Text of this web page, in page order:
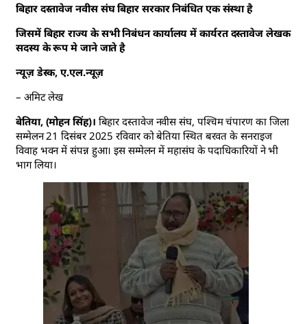
बिहार दस्तावेज नवीस संघ बिहार सरकार निबंधित एक संस्था है
जिसमें बिहार राज्य के सभी निबंधन कार्यालय में कार्यरत दस्तावेज लेखक
सदस्य के रूप मे जाने जाते है
न्यूज़ डेस्क, ए.एल.न्यूज़
– अमिट लेख
बेतिया, (मोहन सिंह)। बिहार दस्तावेज नवीस संघ, पश्चिम चंपारण का जिला
सम्मेलन 21 दिसंबर 2025 रविवार को बेतिया स्थित बरवत के सनराइज
विवाह भवन में संपन्न हुआ। इस सम्मेलन में महासंघ के पदाधिकारियों ने भी
भाग लिया।